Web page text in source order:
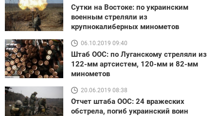
Сутки на Востоке: по украинским
военным стреляли из
крупнокалиберных минометов
06.10.2019 09:40
Штаб ООС: по Луганскому стреляли из
122-мм артсистем, 120-мм и 82-мм
минометов
20.06.2019 08:38
Отчет штаба ООС: 24 вражеских
обстрела, погиб украинский воин